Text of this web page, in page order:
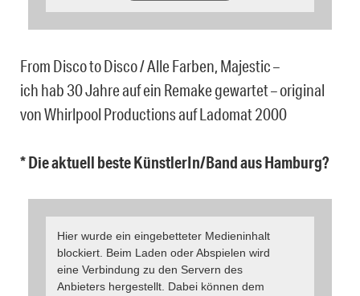
From Disco to Disco / Alle Farben, Majestic –
ich hab 30 Jahre auf ein Remake gewartet – original
von Whirlpool Productions auf Ladomat 2000
* Die aktuell beste KünstlerIn/Band aus Hamburg?
Hier wurde ein eingebetteter Medieninhalt
blockiert. Beim Laden oder Abspielen wird
eine Verbindung zu den Servern des
Anbieters hergestellt. Dabei können dem